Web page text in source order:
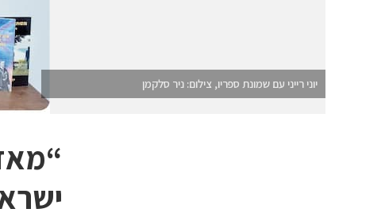
יוני רייני עם שמונת ספריו, צילום: ניר סלקמן